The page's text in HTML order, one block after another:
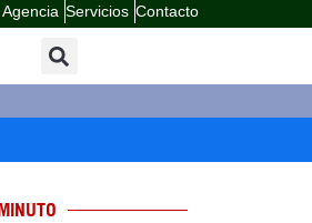
Servicios Contacto